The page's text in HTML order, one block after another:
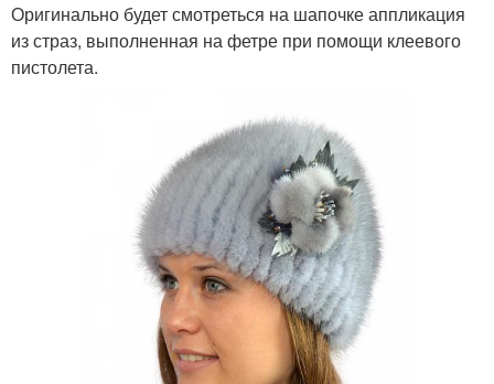
Оригинально будет смотреться на шапочке аппликация
из страз, выполненная на фетре при помощи клеевого
пистолета.